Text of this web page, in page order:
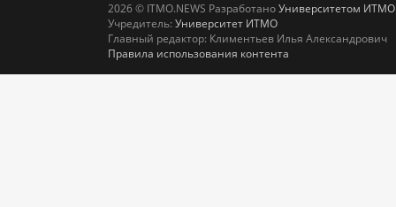
2026 © ITMO.NEWS РазработаноУниверситетом ИТМО
Учредитель: Университет ИТМО
Главный редактор: Климентьев Илья Александрович
Правила использования контента